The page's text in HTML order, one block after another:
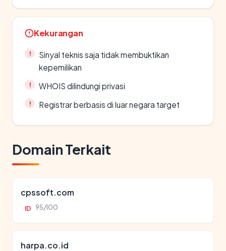
Kekurangan
Sinyal teknis saja tidak membuktikan
kepemilikan
WHOIS dilindungi privasi
Registrar berbasis di luar negara target
Domain Terkait
cpssoft.com
ID 95/100
harpa.co.id